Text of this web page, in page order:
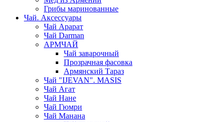
Грибы маринованные
Чай. Аксессуары
Чай Арарат
Чай Darman
АРМЧАЙ
Чай заварочный
Прозрачная фасовка
Армянский Тараз
Чай "IJEVAN". MASIS
Чай Агат
Чай Нане
Чай Гюмри
Чай Манана